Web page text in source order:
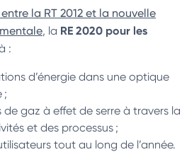
la RT 2012 et la nouvelle
, la RE 2020 pour les
:
d’énergie dans une optique
;
de gaz à effet de serre à travers la
et des processus ;
tout au long de l’année.